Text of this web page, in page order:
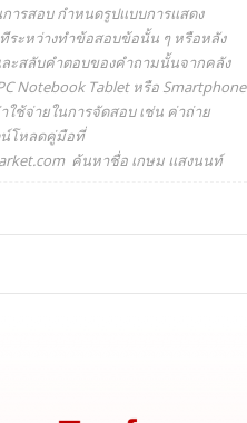
ารสอบ กำหนดรูปแบบการแสดง
ะหว่างทำข้อสอบข้อนั้น ๆ หรือหลัง
ะสลับคำตอบของคำถามนั้นจากคลัง
Notebook Tablet หรือ Smartphone
ช้จ่ายในการจัดสอบ เช่น ค่าถ่าย
น์โหลดคู่มือที่
ค้นหาชื่อ เกษม แสงนนท์